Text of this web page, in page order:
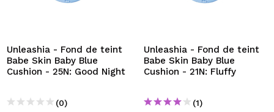
Unleashia - Fond de teint
Babe Skin Baby Blue
Cushion - 25N: Good Night
(0)
Unleashia - Fond de teint
Babe Skin Baby Blue
Cushion - 21N: Fluffy
(1)